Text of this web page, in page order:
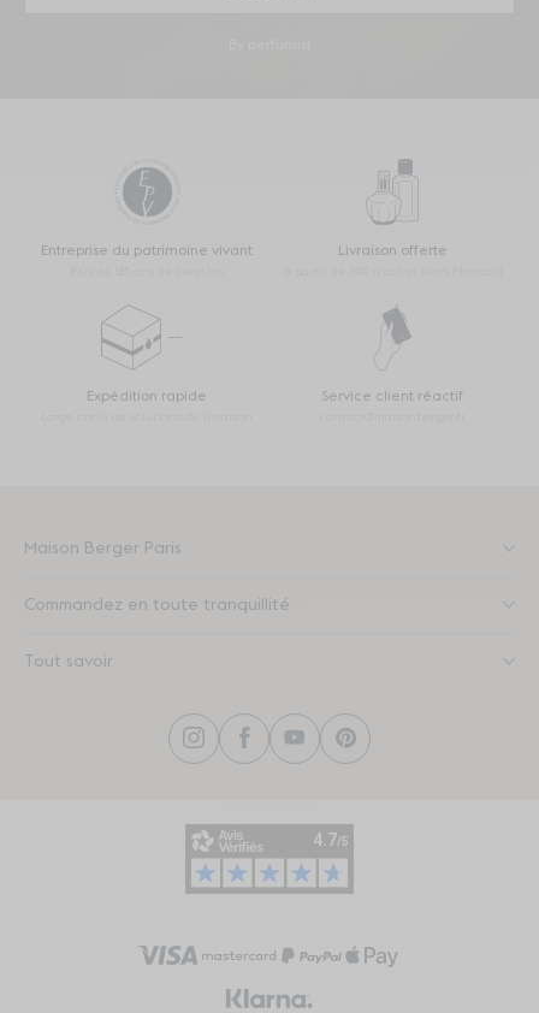
Entreprise du patrimoine vivant Livraison offerte
Expédition rapide Service client réactif
Maison Berger Paris
Commandez en toute tranquillité
Tout savoir
InstagramFacebook
YouTubePinterest
VisaMastercard
PayPal